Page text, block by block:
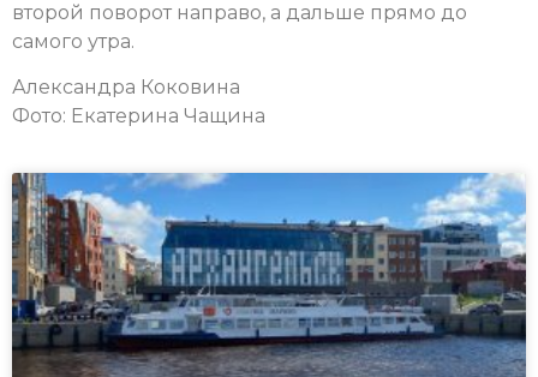
второй поворот направо, а дальше прямо до
самого утра.
Александра Коковина
Фото: Екатерина Чащина